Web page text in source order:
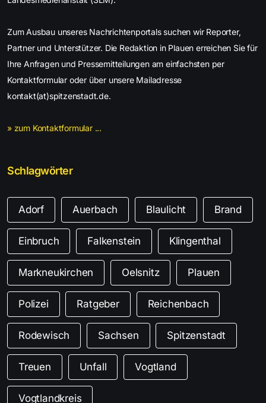
Zum Ausbau unseres Nachrichtenportals suchen wir Reporter,
Partner und Unterstützer. Die Redaktion in Plauen erreichen Sie für
Ihre Anfragen und Pressemitteilungen am einfachsten per
Kontaktformular oder über unsere Mailadresse
kontakt(at)spitzenstadt.de.
» zum Kontaktformular ...
Schlagwörter
Adorf Auerbach Blaulicht Brand
Einbruch Falkenstein Klingenthal
Markneukirchen Oelsnitz Plauen
Polizei Ratgeber Reichenbach
Rodewisch Sachsen Spitzenstadt
Treuen Unfall Vogtland
Vogtlandkreis